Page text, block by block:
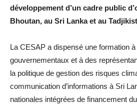
développement d’un cadre public
Bhoutan, au Sri Lanka et au
La CESAP a dispensé une formation
gouvernementaux et à des
la politique de gestion des risques
communication d’informations à Sri
nationales intégrées de financement